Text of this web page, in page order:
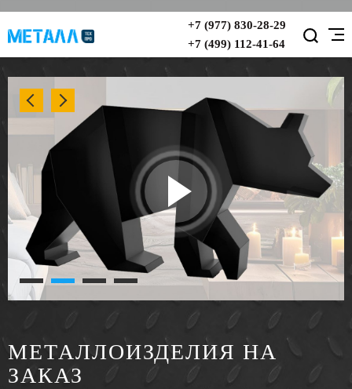
+7 (977) 830-28-29
+7 (499) 112-41-64
МЕТАЛЛОИЗДЕЛИЯ НА
ЗАКАЗ